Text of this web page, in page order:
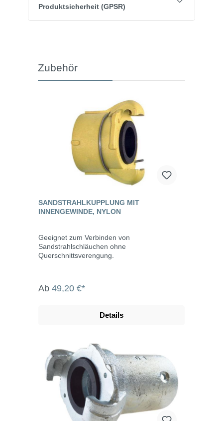
Produktsicherheit (GPSR)
Zubehör
SANDSTRAHLKUPPLUNG MIT
INNENGEWINDE, NYLON
Geeignet zum Verbinden von
Sandstrahlschläuchen ohne
Querschnittsverengung.
Ab 49,20 €*
Details